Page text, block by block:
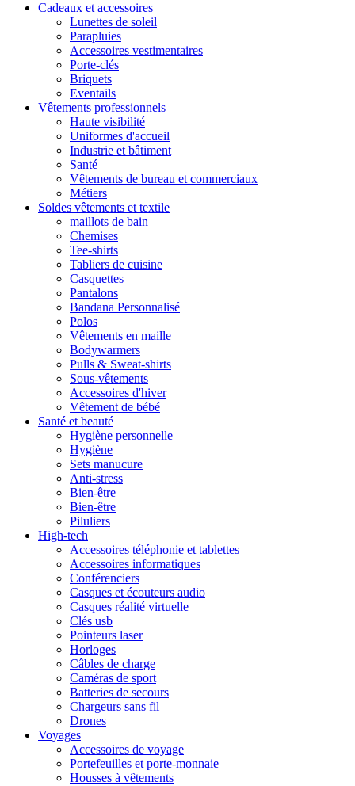
Cadeaux et accessoires
Lunettes de soleil
Parapluies
Accessoires vestimentaires
Porte-clés
Briquets
Eventails
Vêtements professionnels
Haute visibilité
Uniformes d'accueil
Industrie et bâtiment
Santé
Vêtements de bureau et commerciaux
Métiers
Soldes vêtements et textile
maillots de bain
Chemises
Tee-shirts
Tabliers de cuisine
Casquettes
Pantalons
Bandana Personnalisé
Polos
Vêtements en maille
Bodywarmers
Pulls & Sweat-shirts
Sous-vêtements
Accessoires d'hiver
Vêtement de bébé
Santé et beauté
Hygiène personnelle
Hygiène
Sets manucure
Anti-stress
Bien-être
Bien-être
Piluliers
High-tech
Accessoires téléphonie et tablettes
Accessoires informatiques
Conférenciers
Casques et écouteurs audio
Casques réalité virtuelle
Clés usb
Pointeurs laser
Horloges
Câbles de charge
Caméras de sport
Batteries de secours
Chargeurs sans fil
Drones
Voyages
Accessoires de voyage
Portefeuilles et porte-monnaie
Housses à vêtements